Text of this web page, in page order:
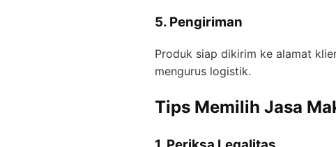
5. Pengiriman
Produk siap dikirim ke alamat
mengurus logistik.
Tips Memilih Jasa